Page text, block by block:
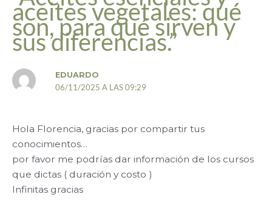
aceites vegetales: qué
son, para qué sirven y
sus diferencias.”
EDUARDO
06/11/2025 A LAS 09:29
Hola Florencia, gracias por compartir tus
conocimientos…
por favor me podrías dar información de los cursos
que dictas ( duración y costo )
Infinitas gracias